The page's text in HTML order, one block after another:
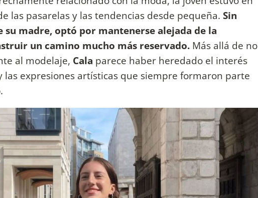
las pasarelas y las tendencias desde pequeña. Sin
su madre, optó por mantenerse alejada de la
un camino mucho más reservado. Más allá de no
al modelaje, Cala parece haber heredado el interés
las expresiones artísticas que siempre formaron parte